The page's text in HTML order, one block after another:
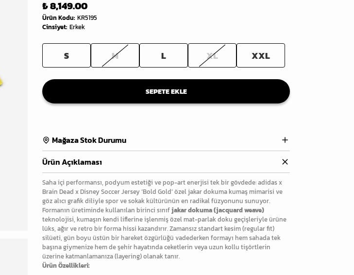
₺ 8,149.00
Ürün Kodu: KR5195
Cinsiyet: Erkek
S M L XL XXL
SEPETE EKLE
Mağaza Stok Durumu
Ürün Açıklaması
Saha içi performansı, podyum estetiği ve pop-art enerjisi tek bir gövdede: adidas x
Brain Dead x Disney Soccer Jersey ‘Bold Gold’ özel jakar dokuma kumaş mimarisi ve
göz alıcı grafik diliyle spor ve sokak kültürünün en radikal füzyonunu sunuyor.
Formanın üretiminde kullanılan birinci sınıfjakar dokuma (jacquard weave)
teknolojisi, kumaşın kendi liflerine işlenmiş özel mat-parlak doku geçişleriyle ürüne
lüks, ağır ve retro bir forma hissi kazandırır. Zamansız standart kesim (regular fit)
silüeti, gün boyu üstün bir hareket özgürlüğü vadederken formayı hem sahada tek
başına giymenize hem de şehir hayatında ceketlerin veya uzun kollu tişörtlerin
üzerine katmanlamanıza (layering) olanak tanır.
Ürün Özellikleri: